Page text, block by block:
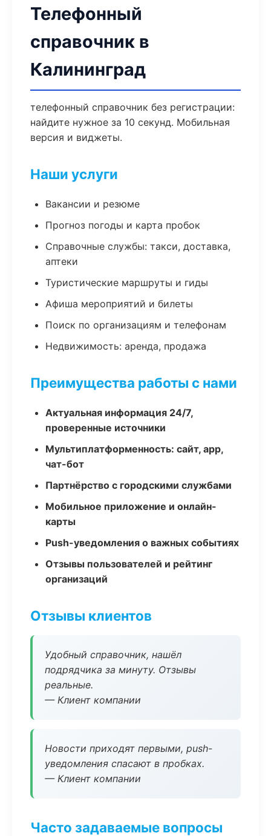
Телефонный
справочник в
Калининград
телефонный справочник без регистрации:
найдите нужное за 10 секунд. Мобильная
версия и виджеты.
Наши услуги
Вакансии и резюме
Прогноз погоды и карта пробок
Справочные службы: такси, доставка,
аптеки
Туристические маршруты и гиды
Афиша мероприятий и билеты
Поиск по организациям и телефонам
Недвижимость: аренда, продажа
Преимущества работы с нами
Актуальная информация 24/7,
проверенные источники
Мультиплатформенность: сайт, app,
чат-бот
Партнёрство с городскими службами
Мобильное приложение и онлайн-
карты
Push-уведомления о важных событиях
Отзывы пользователей и рейтинг
организаций
Отзывы клиентов
Удобный справочник, нашёл
подрядчика за минуту. Отзывы
реальные.
— Клиент компании
Новости приходят первыми, push-
уведомления спасают в пробках.
— Клиент компании
Часто задаваемые вопросы